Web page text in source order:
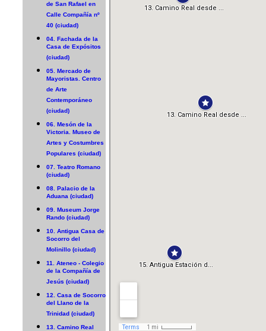
de San Rafael en
Calle Compañía nº
40 (ciudad)
04. Fachada de la
Casa de Expósitos
(ciudad)
05. Mercado de
Mayoristas. Centro
de Arte
Contemporáneo
(ciudad)
06. Mesón de la
Victoria. Museo de
Artes y Costumbres
Populares (ciudad)
07. Teatro Romano
(ciudad)
08. Palacio de la
Aduana (ciudad)
09. Museum Jorge
Rando (ciudad)
10. Antigua Casa de
Socorro del
Molinillo (ciudad)
11. Ateneo - Colegio
de la Compañía de
Jesús (ciudad)
12. Casa de Socorro
del Llano de la
Trinidad (ciudad)
13. Camino Real